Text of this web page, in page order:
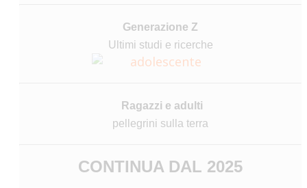
Generazione Z
Ultimi studi e ricerche
Ragazzi e adulti
pellegrini sulla terra
CONTINUA DAL 2025